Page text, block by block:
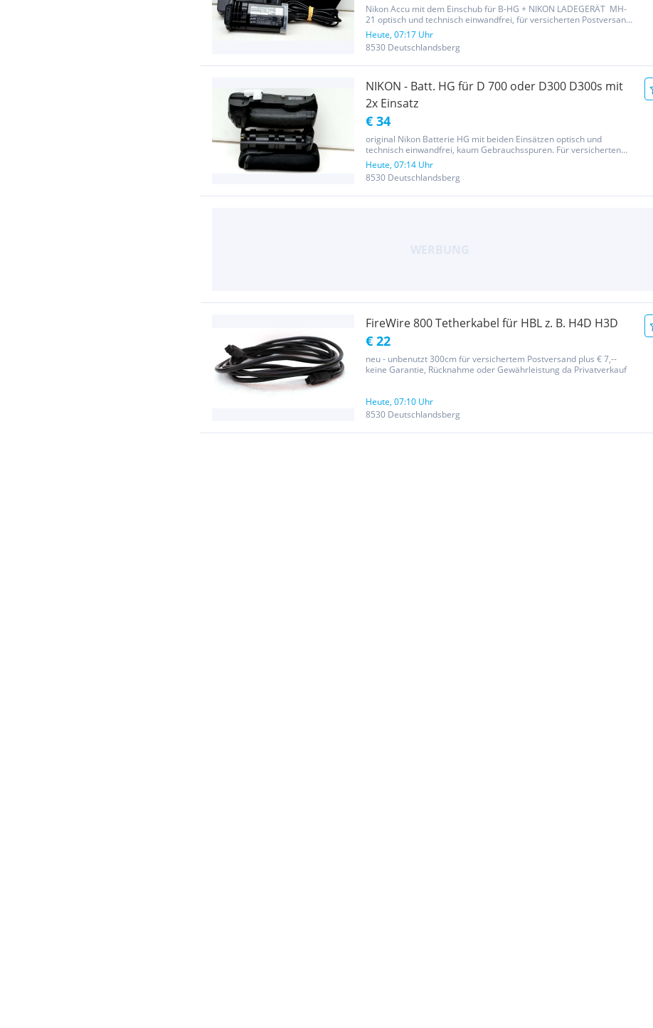
Nikon Accu mit dem Einschub für B-HG + NIKON LADEGERÄT MH-
21 optisch und technisch einwandfrei, für versicherten Postversand
plus € 7,-- . Keine Garantie, Rücknahme oder Gewährleistung da
Privatverkauf
Heute, 07:17 Uhr
8530 Deutschlandsberg
NIKON - Batt. HG für D 700 oder D300 D300s mit
2x Einsatz
€ 34
original Nikon Batterie HG mit beiden Einsätzen optisch und
technisch einwandfrei, kaum Gebrauchsspuren. Für versicherten
Postversand plus € 8,-- und vorab ÜW. Keine Gewährleistung,
Rücknahme oder Garantie da Privatverkauf
Heute, 07:14 Uhr
8530 Deutschlandsberg
FireWire 800 Tetherkabel für HBL z. B. H4D H3D
€ 22
neu - unbenutzt 300cm für versichertem Postversand plus € 7,--
keine Garantie, Rücknahme oder Gewährleistung da Privatverkauf
Heute, 07:10 Uhr
8530 Deutschlandsberg